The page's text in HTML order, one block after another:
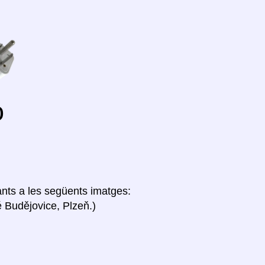
a les següents imatges:
Budějovice, Plzeň.)